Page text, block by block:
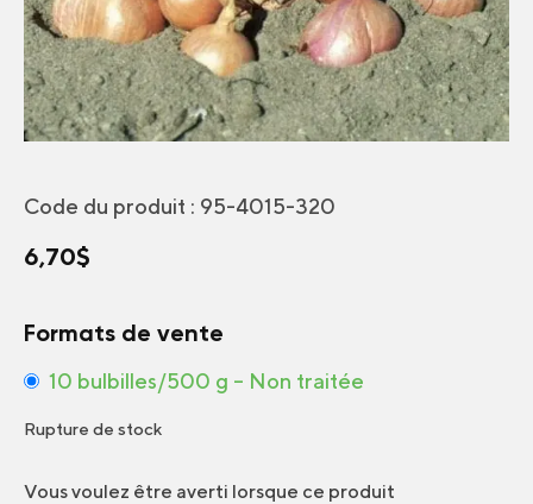
Code du produit : 95-4015-320
6,70$
Formats de vente
10 bulbilles/500 g – Non traitée
Rupture de stock
Vous voulez être averti lorsque ce produit